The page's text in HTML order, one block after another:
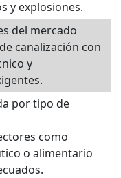
y explosiones.
del mercado
canalización con
y
por tipo de
como
o alimentario